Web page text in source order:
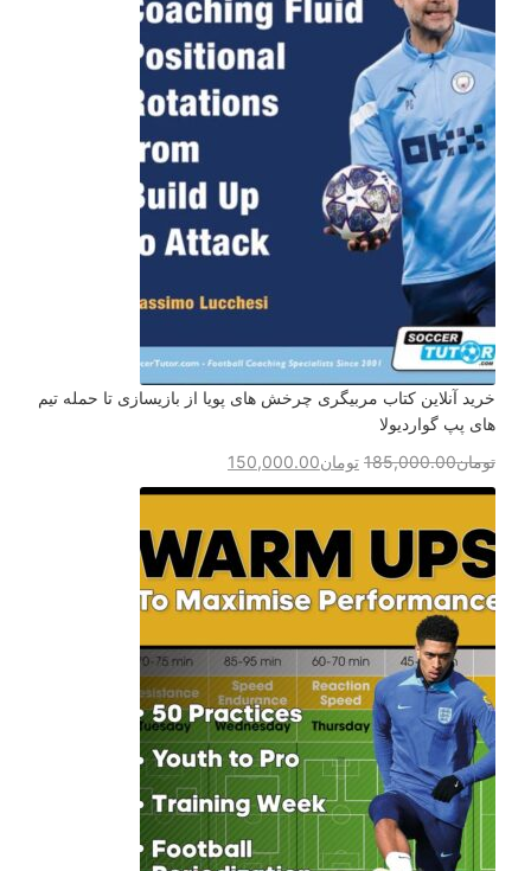
خرید آنلاین کتاب مربیگری چرخش های پویا از بازیسازی تا حمله تیم
های پپ گواردیولا
تومان185,000.00 تومان150,000.00